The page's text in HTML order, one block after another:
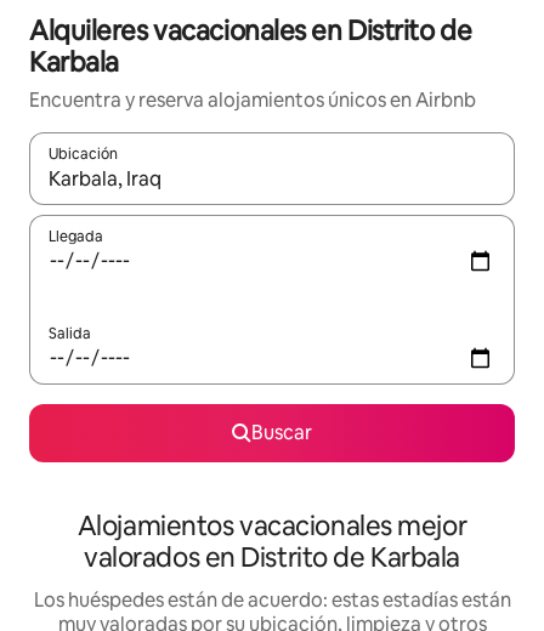
Alquileres vacacionales en Distrito de
Karbala
Encuentra y reserva alojamientos únicos en Airbnb
Ubicación
Cuando los resultados estén disponibles, navega con las
Llegada
Salida
Buscar
Alojamientos vacacionales mejor
valorados en Distrito de Karbala
Los huéspedes están de acuerdo: estas estadías están
muy valoradas por su ubicación, limpieza y otros